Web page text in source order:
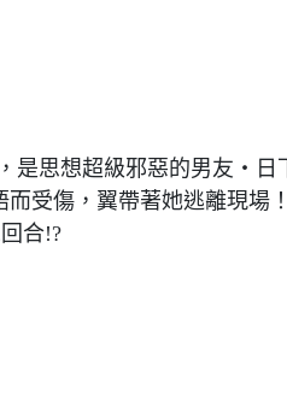
是思想超級邪惡的男友‧
受傷，翼帶著她逃離現
合!?